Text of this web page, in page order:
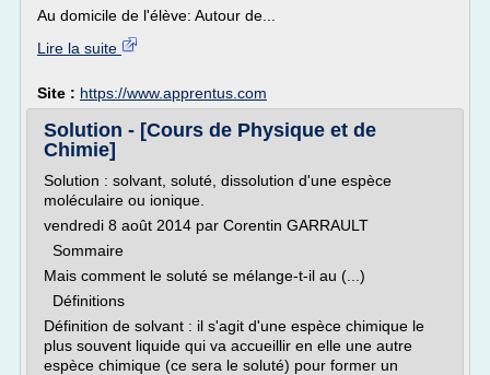
Au domicile de l'élève: Autour de...
Lire la suite
Site : https://www.apprentus.com
Solution - [Cours de Physique et de
Chimie]
Solution : solvant, soluté, dissolution d'une espèce
moléculaire ou ionique.
vendredi 8 août 2014 par Corentin GARRAULT
Sommaire
Mais comment le soluté se mélange-t-il au (...)
Définitions
Définition de solvant : il s'agit d'une espèce chimique le
plus souvent liquide qui va accueillir en elle une autre
espèce chimique (ce sera le soluté) pour former un